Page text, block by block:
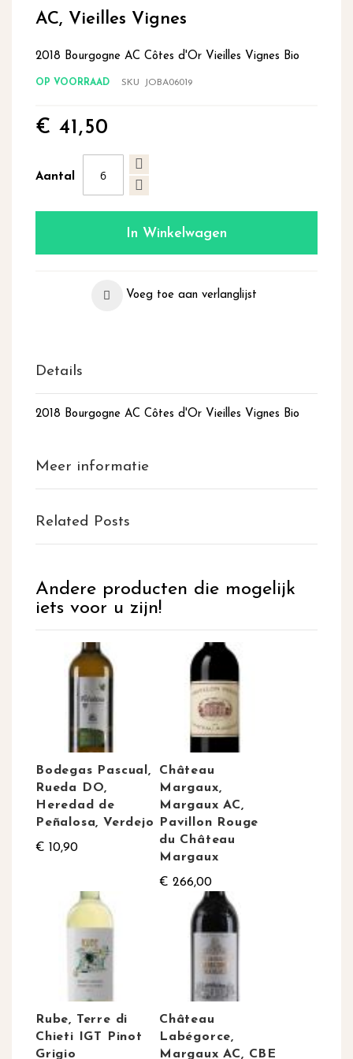
begin
van
afbeeldingen-
AC, Vieilles Vignes
2018 Bourgogne AC Côtes d'Or Vieilles Vignes Bio
OP VOORRAAD SKU JOBA06019
€ 41,50
Aantal
In Winkelwagen
Voeg toe aan verlanglijst
Details
2018 Bourgogne AC Côtes d'Or Vieilles Vignes Bio
Meer informatie
Related Posts
Andere producten die mogelijk
iets voor u zijn!
Bodegas Pascual,
Rueda DO,
Heredad de
Peñalosa, Verdejo
€ 10,90
Château
Margaux,
Margaux AC,
Pavillon Rouge
du Château
Margaux
€ 266,00
Rube, Terre di
Chieti IGT Pinot
Grigio
Château
Labégorce,
Margaux AC, CBE